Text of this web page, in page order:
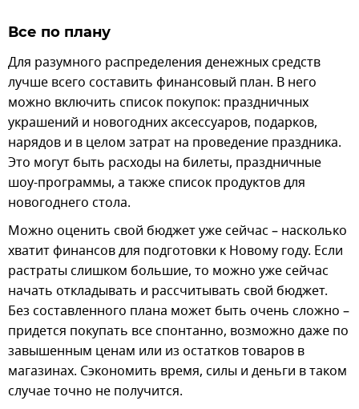
Все по плану
Для разумного распределения денежных средств
лучше всего составить финансовый план. В него
можно включить список покупок: праздничных
украшений и новогодних аксессуаров, подарков,
нарядов и в целом затрат на проведение праздника.
Это могут быть расходы на билеты, праздничные
шоу-программы, а также список продуктов для
новогоднего стола.
Можно оценить свой бюджет уже сейчас – насколько
хватит финансов для подготовки к Новому году. Если
растраты слишком большие, то можно уже сейчас
начать откладывать и рассчитывать свой бюджет.
Без составленного плана может быть очень сложно –
придется покупать все спонтанно, возможно даже по
завышенным ценам или из остатков товаров в
магазинах. Сэкономить время, силы и деньги в таком
случае точно не получится.